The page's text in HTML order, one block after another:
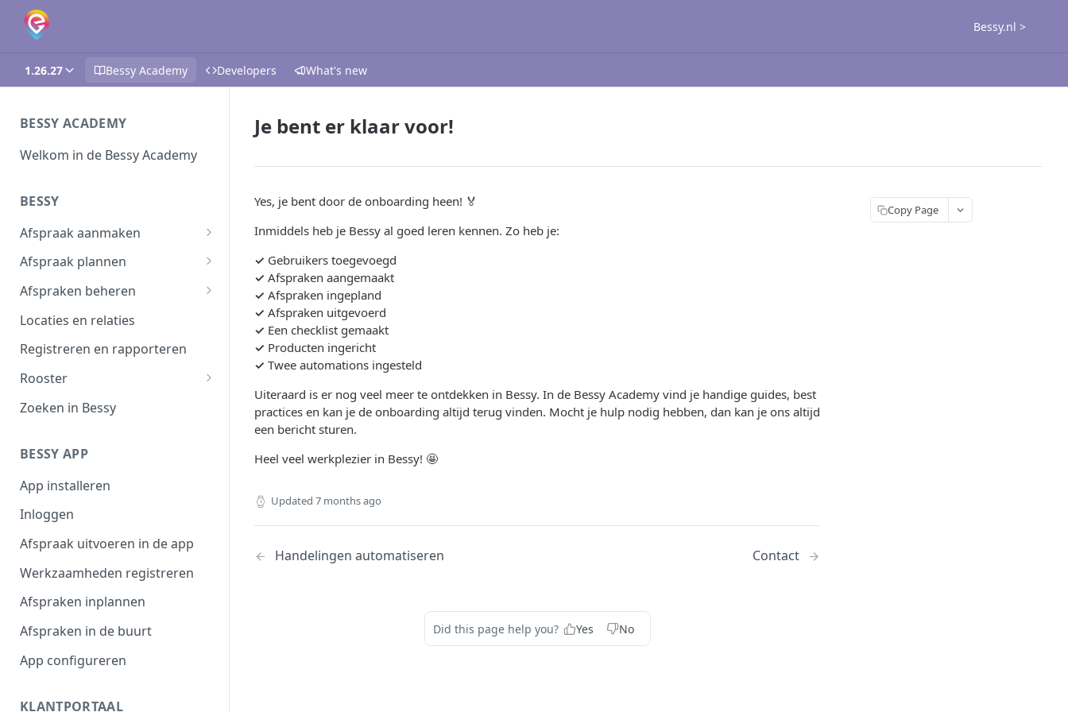
Bessy.nl >
1.26.27 Bessy Academy Developers What's new
BESSY ACADEMY
Welkom in de Bessy Academy
BESSY
Afspraak aanmaken
Afspraak aanmaken
Afspraken importeren
Afspraak plannen
Inplannen
Planning wijzigen
Plannen in batch
Afspraken beheren
Afspraak verwerken
Planbord
Filteroverzicht
Afspraaktoegang
Locaties en relaties
Registreren en rapporteren
Rooster
Werktijden
Plannen in beschikbaarheid
Shifts
Zoeken in Bessy
BESSY APP
App installeren
Inloggen
Afspraak uitvoeren in de app
Werkzaamheden registreren
Afspraken inplannen
Afspraken in de buurt
App configureren
KLANTPORTAAL
Je bent er klaar voor!
Yes, je bent door de onboarding heen! 🏅
Inmiddels heb je Bessy al goed leren kennen. Zo heb je:
✓ Gebruikers toegevoegd
✓ Afspraken aangemaakt
✓ Afspraken ingepland
✓ Afspraken uitgevoerd
✓ Een checklist gemaakt
✓ Producten ingericht
✓ Twee automations ingesteld
Uiteraard is er nog veel meer te ontdekken in Bessy. In de Bessy Academy vind je handige guides, best
practices en kan je de onboarding altijd terug vinden. Mocht je hulp nodig hebben, dan kan je ons altijd
een bericht sturen.
Heel veel werkplezier in Bessy! 🤩
Updated 7 months ago
Handelingen automatiseren Contact
Did this page help you? Yes No
Copy Page